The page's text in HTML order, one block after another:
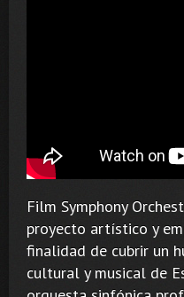
Film Symphony
proyecto artístico y
finalidad de cubrir un
cultural y musical de